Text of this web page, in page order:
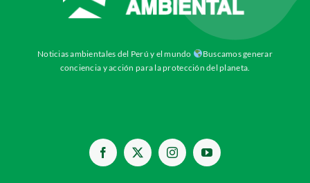
Noticias ambientales del Perú y el mundo
Buscamos generar
conciencia y acción para la protección del planeta.